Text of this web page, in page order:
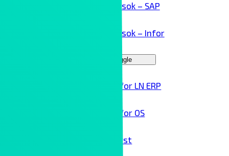
ERP megoldások – SAP
ERP megoldások – Infor
Menu Toggle
Infor LN ERP
Infor OS
Birst